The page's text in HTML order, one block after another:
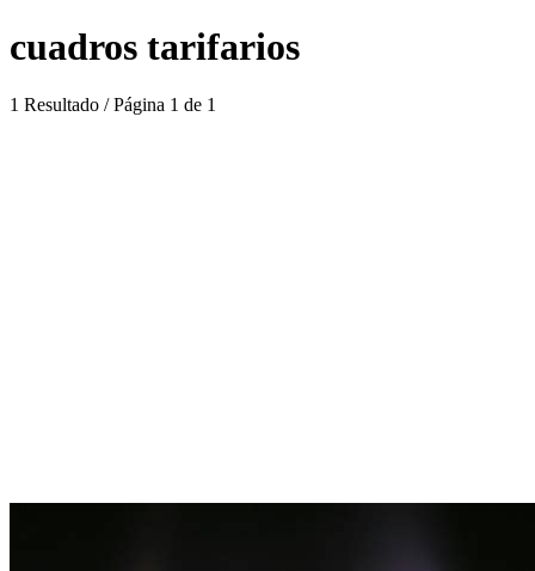
cuadros tarifarios
1 Resultado / Página 1 de 1